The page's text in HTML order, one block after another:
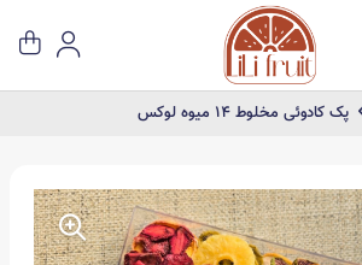
پک کادوئی مخلوط 14 میوه لوکس